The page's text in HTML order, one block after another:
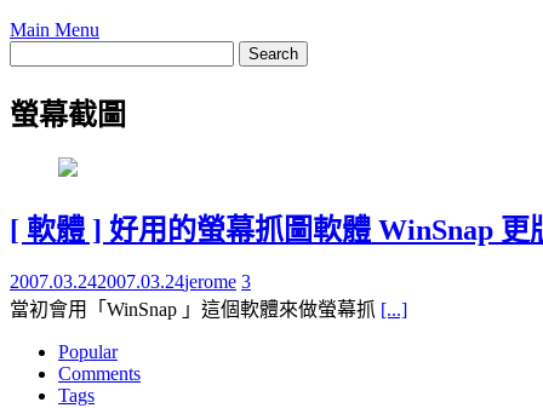
Main Menu
螢幕截圖
[ 軟體 ] 好用的螢幕抓圖軟體 WinSnap 更
2007.03.242007.03.24jerome 3
當初會用「WinSnap 」這個軟體來做螢幕抓 [...]
Popular
Comments
Tags